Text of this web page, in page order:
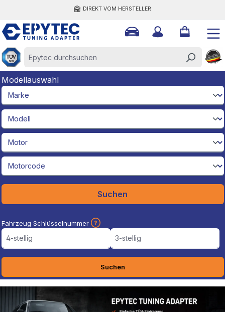
DIREKT VOM HERSTELLER
Modellauswahl
brandId
modelId
engineId
engineCodeId
Suchen
Fahrzeug Schlüsselnummer
4-stellig
3-stellig
Suchen